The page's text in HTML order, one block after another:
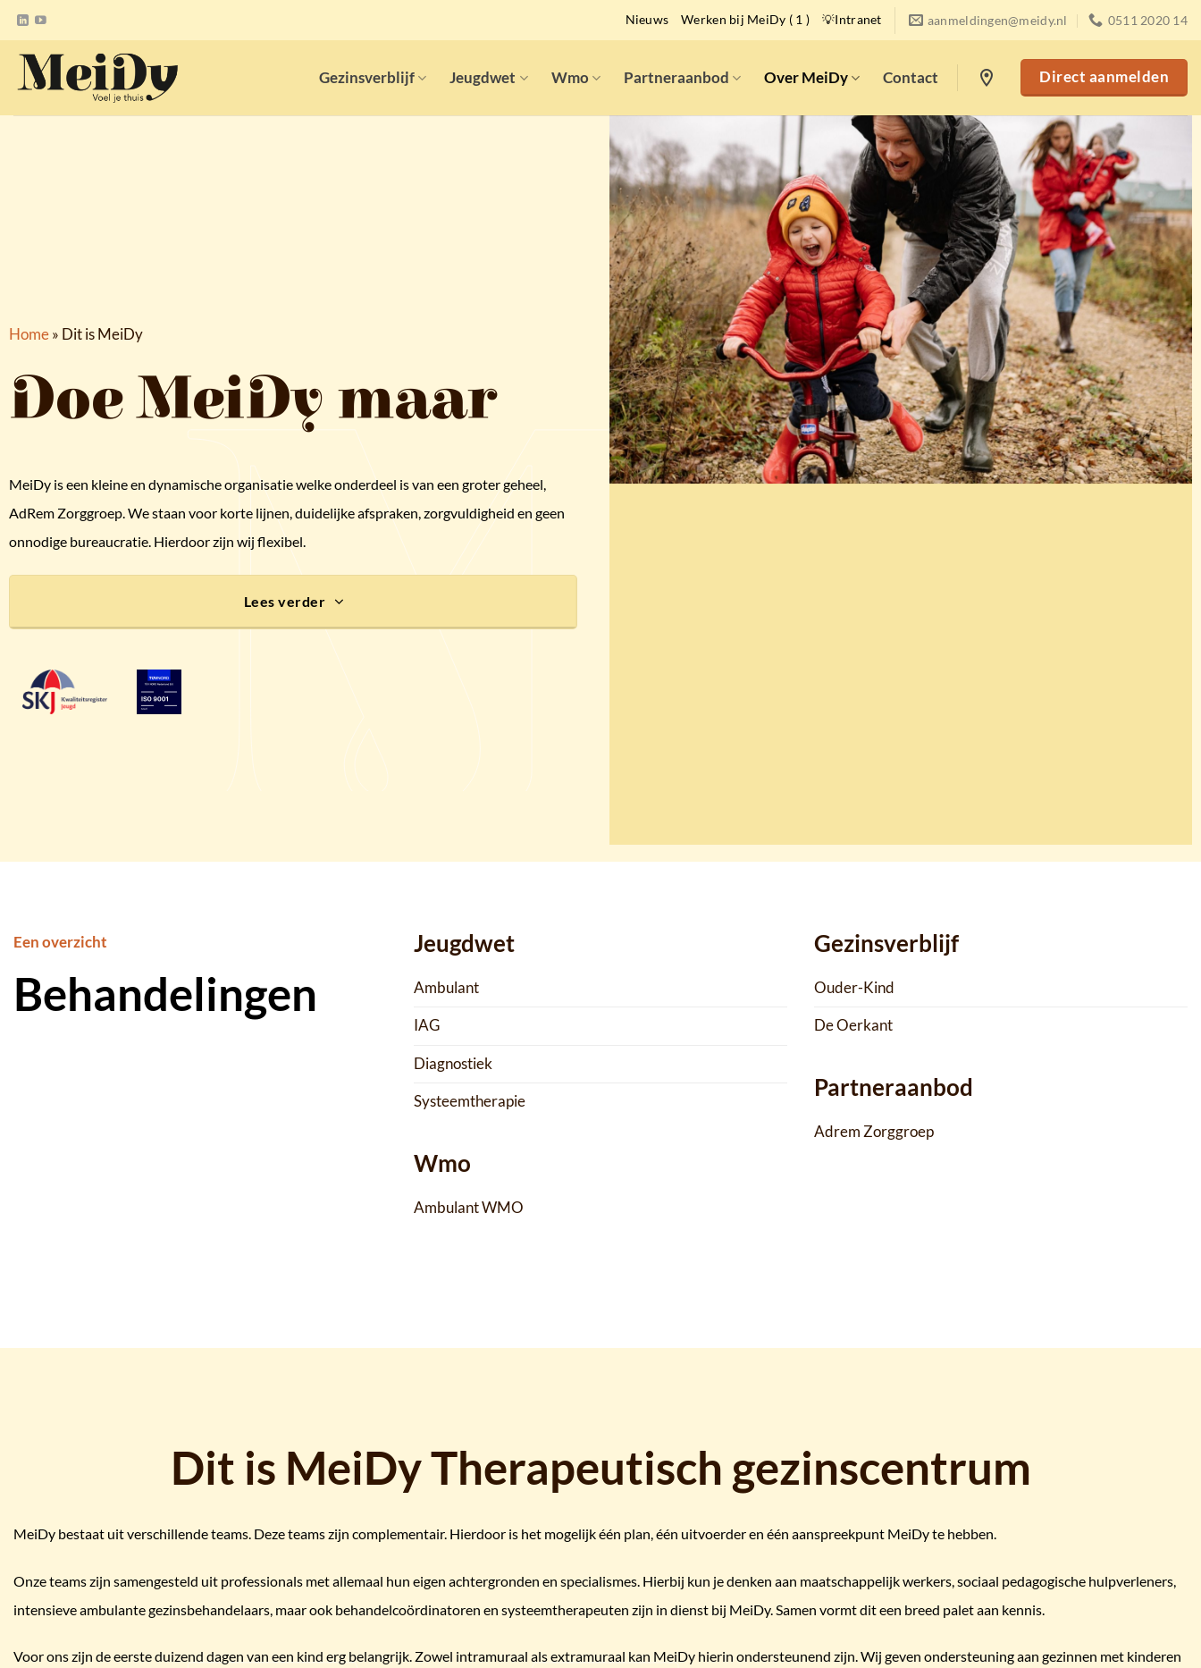
Ga
naar
inhoud
Nieuws Werken bij MeiDy ( 1 ) 💡Intranet aanmeldingen@meidy.nl 0511 2020 14
Gezinsverblijf Jeugdwet Wmo Partneraanbod Over MeiDy Contact location_on Direct aanmelden
Home» Dit is MeiDy
Doe MeiDy maar
MeiDy is een kleine en dynamische organisatie welke onderdeel is van een groter geheel,
AdRem Zorggroep. We staan voor korte lijnen, duidelijke afspraken, zorgvuldigheid en geen
onnodige bureaucratie. Hierdoor zijn wij flexibel.
Lees verder
Een overzicht
Behandelingen
Jeugdwet
Ambulant
IAG
Diagnostiek
Systeemtherapie
Wmo
Ambulant WMO
Gezinsverblijf
Ouder-Kind
De Oerkant
Partneraanbod
Adrem Zorggroep
Dit is MeiDy Therapeutisch gezinscentrum
MeiDy bestaat uit verschillende teams. Deze teams zijn complementair. Hierdoor is het mogelijk één plan, één uitvoerder en één aanspreekpunt MeiDy te hebben.
Onze teams zijn samengesteld uit professionals met allemaal hun eigen achtergronden en specialismes. Hierbij kun je denken aan maatschappelijk werkers, sociaal pedagogische hulpverleners,
intensieve ambulante gezinsbehandelaars, maar ook behandelcoördinatoren en systeemtherapeuten zijn in dienst bij MeiDy. Samen vormt dit een breed palet aan kennis.
Voor ons zijn de eerste duizend dagen van een kind erg belangrijk. Zowel intramuraal als extramuraal kan MeiDy hierin ondersteunend zijn. Wij geven ondersteuning aan gezinnen met kinderen